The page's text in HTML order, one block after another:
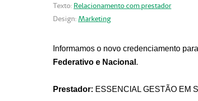
Texto: Relacionamento com prestador
Design: Marketing
Informamos o novo credenciamento
Federativo e Nacional .
Prestador: ESSENCIAL GESTÃO EM